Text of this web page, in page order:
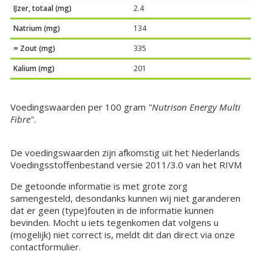
IJzer, totaal (mg)
2.4
Natrium (mg)
134
= Zout (mg)
335
Kalium (mg)
201
Voedingswaarden per 100 gram "Nutrison Energy Multi
Fibre".
De voedingswaarden zijn afkomstig uit het Nederlands
Voedingsstoffenbestand versie 2011/3.0 van het RIVM
De getoonde informatie is met grote zorg
samengesteld, desondanks kunnen wij niet garanderen
dat er geen (type)fouten in de informatie kunnen
bevinden. Mocht u iets tegenkomen dat volgens u
(mogelijk) niet correct is, meldt dit dan direct via onze
contactformulier.